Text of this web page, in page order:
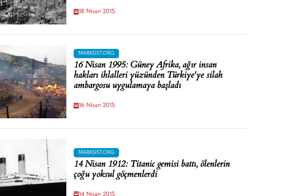
18 Nisan 2015
MARKSIST.ORG
16 Nisan 1995: Güney Afrika, ağır insan
hakları ihlalleri yüzünden Türkiye'ye silah
ambargosu uygulamaya başladı
16 Nisan 2015
MARKSIST.ORG
14 Nisan 1912: Titanic gemisi battı, ölenlerin
çoğu yoksul göçmenlerdi
14 Nisan 2015